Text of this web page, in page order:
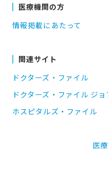
医療機関の方
情報掲載にあたって
関連サイト
ドクターズ・ファイル
ドクターズ・ファイル ジ
ホスピタルズ・ファイル
医